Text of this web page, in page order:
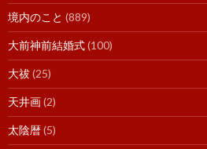
境内のこと (889)
大前神前結婚式(100)
大祓(25)
天井画(2)
太陰暦(5)